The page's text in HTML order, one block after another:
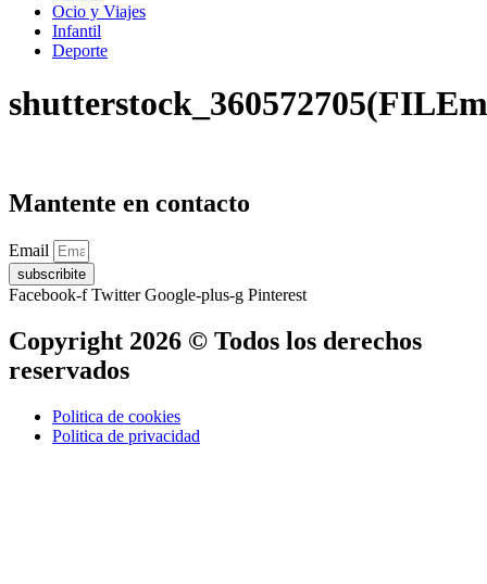
Ocio y Viajes
Infantil
Deporte
Mantente en contacto
Email
subscribite
Facebook-f Twitter Google-plus-g Pinterest
Copyright 2026 © Todos los derechos
reservados
Politica de cookies
Politica de privacidad